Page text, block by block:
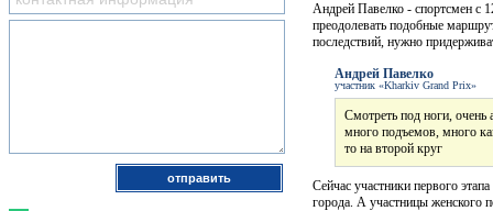
Андрей Павелко - спортсмен с
преодолевать подобные
последствий, нужно
Андрей Павелко
участник «Kharkiv Grand Prix»
Смотреть под ноги, очень
много подъемов, много
то на второй круг
Сейчас участники первого
города. А участницы женского